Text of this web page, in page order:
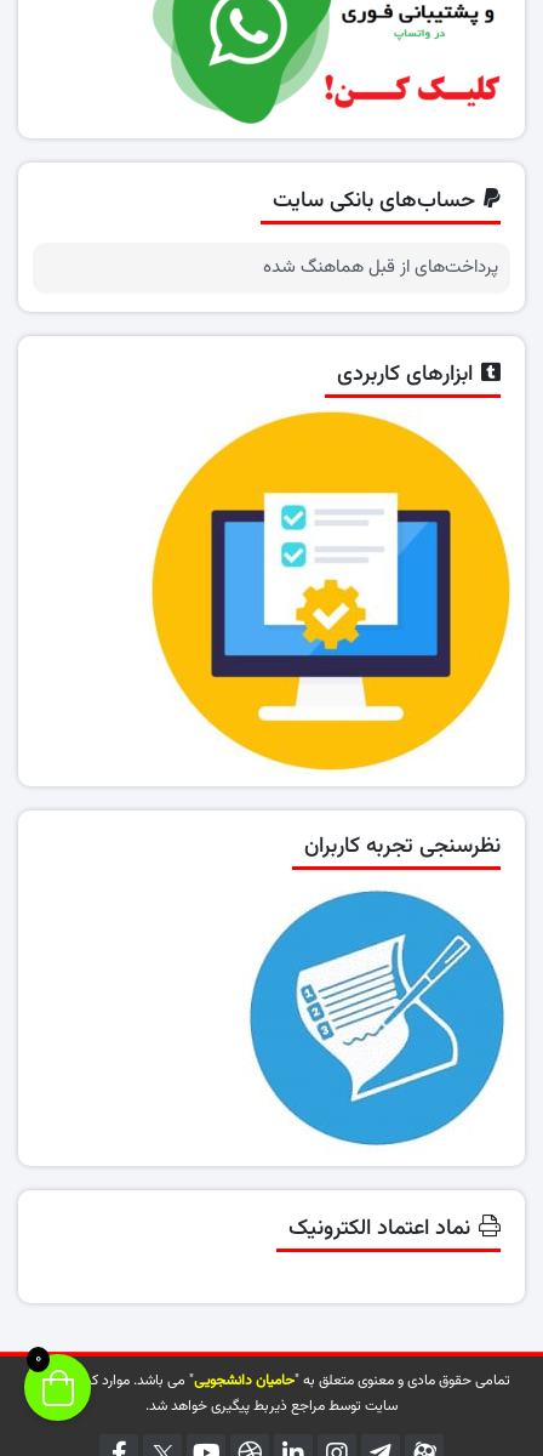
حساب‌های بانکی سایت
پرداخت‌های از قبل هماهنگ شده
ابزارهای کاربردی
نظرسنجی تجربه کاربران
نماد اعتماد الکترونیک
تمامی حقوق مادی و معنوی متعلق به "حامیان دانشجویی" می باشد. موارد کپی شده از
سایت توسط مراجع ذیربط پیگیری خواهد شد.
0